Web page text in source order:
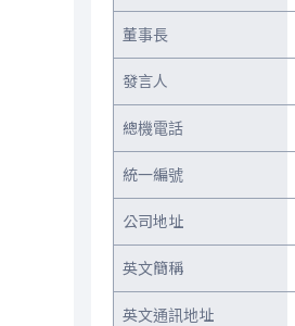
董事長
發言人
總機電話
統一編號
公司地址
英文簡稱
英文通訊地址